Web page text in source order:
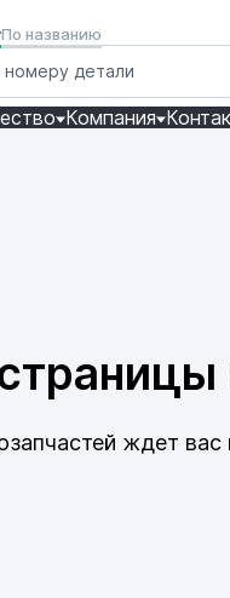
По названию
Компания
ждет вас